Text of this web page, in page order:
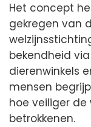
Het concept
gekregen van
bekendheid
dierenwinkels
mensen
hoe veiliger
betrokkenen.